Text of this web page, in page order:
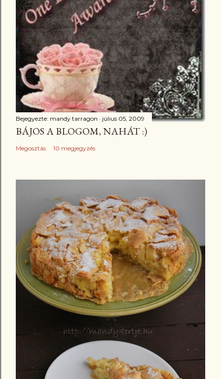
Bejegyezte: mandy tarragon július 05, 2009
BÁJOS A BLOGOM, NAHÁT :)
Megosztás 10 megjegyzés